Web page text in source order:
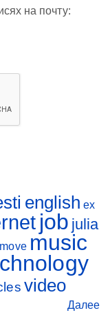
на почту:
english ex
job julia
move music
video
Далее